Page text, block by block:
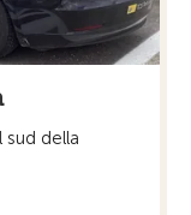
sud della